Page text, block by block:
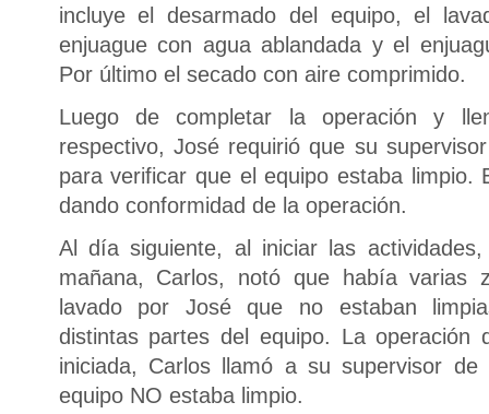
incluye el desarmado del equipo, el
enjuague con agua ablandada y el
Por último el secado con aire comprimido.
Luego de completar la operación y
respectivo, José requirió que su
para verificar que el equipo estaba limpio.
dando conformidad de la operación.
Al día siguiente, al iniciar las
mañana, Carlos, notó que había varias
lavado por José que no estaban
distintas partes del equipo. La operación
iniciada, Carlos llamó a su supervisor
equipo NO estaba limpio.